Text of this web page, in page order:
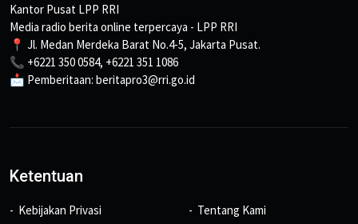
Kantor Pusat LPP RRI
Media radio berita online terpercaya - LPP RRI
📍 Jl. Medan Merdeka Barat No.4-5, Jakarta Pusat.
📞 +6221 350 0584, +6221 351 1086
📩 Pemberitaan: beritapro3@rri.go.id
Ketentuan
Kebijakan Privasi
Tentang Kami